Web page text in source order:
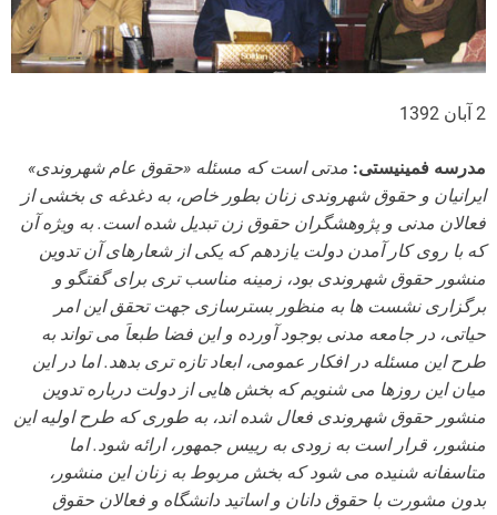
2 آبان 1392
مدرسه فمینیستی: مدتی است که مسئله «حقوق عام شهروندی»
ایرانیان و حقوق شهروندی زنان بطور خاص، به دغدغه ی بخشی از
فعالان مدنی و پژوهشگران حقوق زن تبدیل شده است. به ویژه آن
که با روی کار آمدن دولت یازدهم که یکی از شعارهای آن تدوین
منشور حقوق شهروندی بود، زمینه مناسب تری برای گفتگو و
برگزاری نشست ها به منظور بسترسازی جهت تحقق این امر
حیاتی، در جامعه مدنی بوجود آورده و این فضا طبعاَ می تواند به
طرح این مسئله در افکار عمومی، ابعاد تازه تری بدهد. اما در این
میان این روزها می شنویم که بخش هایی از دولت درباره تدوین
منشور حقوق شهروندی فعال شده اند، به طوری که طرح اولیه این
منشور، قرار است به زودی به رییس جمهور، ارائه شود. اما
متاسفانه شنیده می شود که بخش مربوط به زنان این منشور،
بدون مشورت با حقوق دانان و اساتید دانشگاه و فعالان حقوق